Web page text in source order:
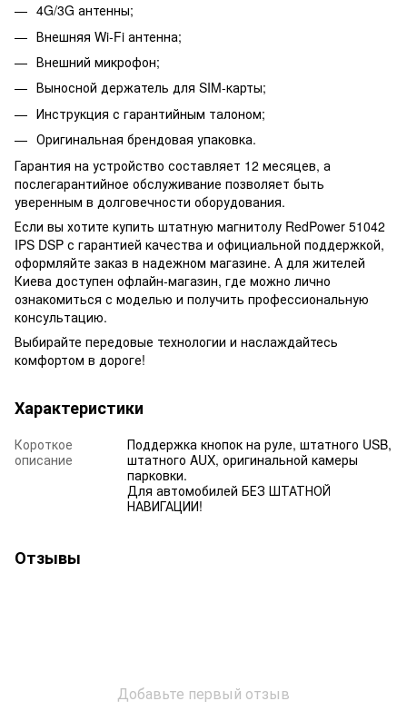
4G/3G антенны;
Внешняя Wi-Fi антенна;
Внешний микрофон;
Выносной держатель для SIM-карты;
Инструкция с гарантийным талоном;
Оригинальная брендовая упаковка.
Гарантия на устройство составляет 12 месяцев, а
послегарантийное обслуживание позволяет быть
уверенным в долговечности оборудования.
Если вы хотите купить штатную магнитолу RedPower 51042
IPS DSP с гарантией качества и официальной поддержкой,
оформляйте заказ в надежном магазине. А для жителей
Киева доступен офлайн-магазин, где можно лично
ознакомиться с моделью и получить профессиональную
консультацию.
Выбирайте передовые технологии и наслаждайтесь
комфортом в дороге!
Характеристики
Короткое
описание
Поддержка кнопок на руле, штатного USB,
штатного AUX, оригинальной камеры
парковки.
Для автомобилей БЕЗ ШТАТНОЙ
НАВИГАЦИИ!
Отзывы
Добавьте первый отзыв